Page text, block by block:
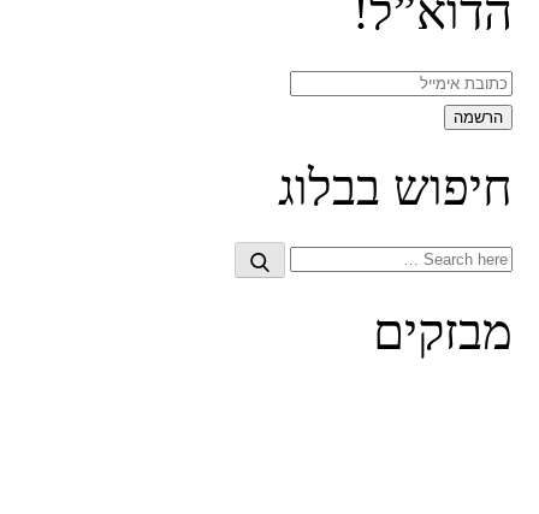
הדוא”ל!
חיפוש בבלוג
Search
Search
מבזקים